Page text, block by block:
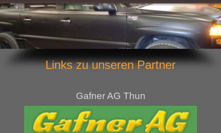
Links zu unseren Partner
Gafner AG Thun